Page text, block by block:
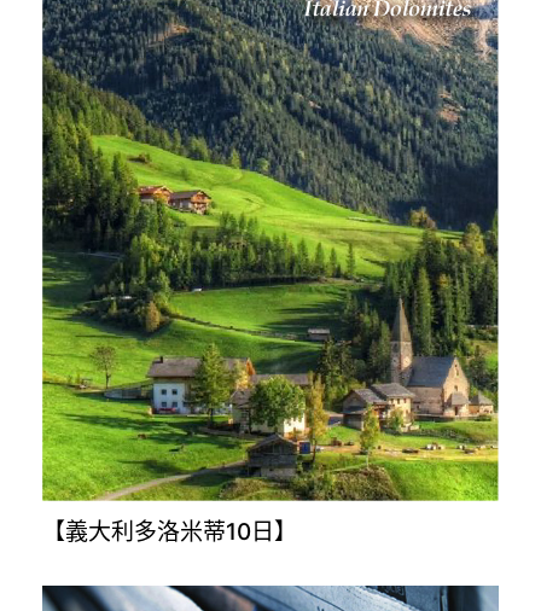
【義大利多洛米蒂10日】